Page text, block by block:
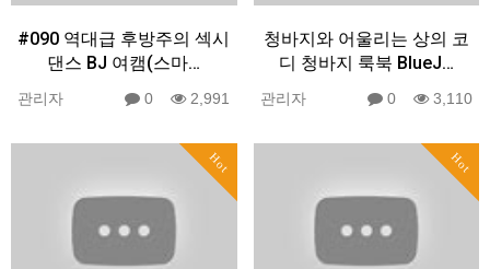
#090 역대급 후방주의 섹시
댄스 BJ 여캠(스마…
관리자 0 2,991
청바지와 어울리는 상의 코
디 청바지 룩북 BlueJ…
관리자 0 3,110
Hot Hot